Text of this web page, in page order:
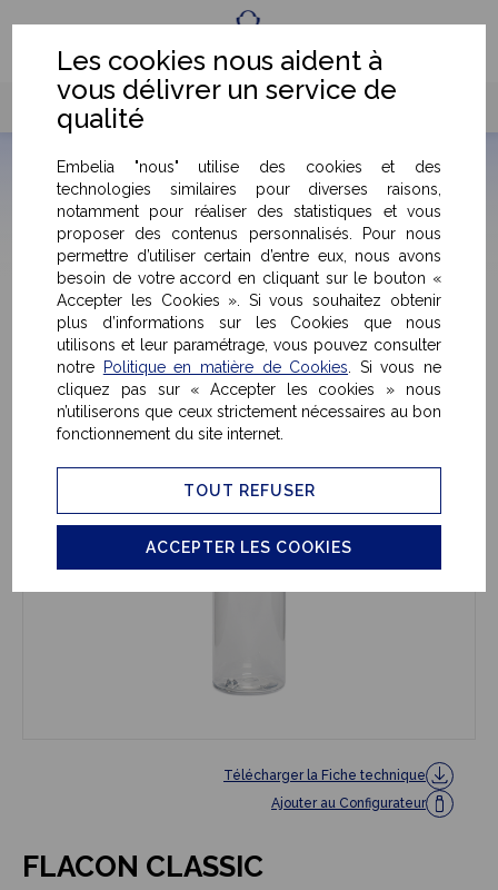
Détails & caractéristiques du produit
< Retour
Télécharger la Fiche technique
Ajouter au Configurateur
FLACON CLASSIC
Les cookies nous aident à
vous délivrer un service de
qualité
Embelia "nous" utilise des cookies et des
technologies similaires pour diverses raisons,
notamment pour réaliser des statistiques et vous
proposer des contenus personnalisés. Pour nous
permettre d’utiliser certain d’entre eux, nous avons
besoin de votre accord en cliquant sur le bouton «
Accepter les Cookies ». Si vous souhaitez obtenir
plus d’informations sur les Cookies que nous
utilisons et leur paramétrage, vous pouvez consulter
notre
Politique en matière de Cookies. Si vous ne
cliquez pas sur « Accepter les cookies » nous
n’utiliserons que ceux strictement nécessaires au bon
fonctionnement du site internet.
TOUT REFUSER
ACCEPTER LES COOKIES